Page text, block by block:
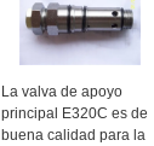
La valva de apoyo
principal E320C es de
buena calidad para la